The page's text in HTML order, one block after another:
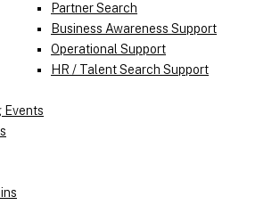
Partner Search
Business Awareness Support
Operational Support
HR / Talent Search Support
Events